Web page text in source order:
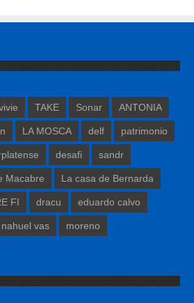
TAKE Sonar ANTONIA
LA MOSCA delf patrimonio
desafi sandr
Macabre La casa de Bernarda
FI dracu eduardo calvo
nahuel vas moreno